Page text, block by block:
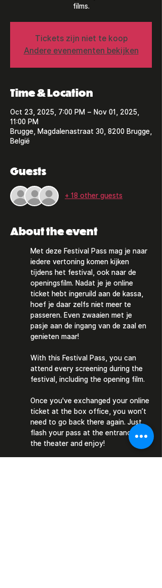
Tickets zijn niet te koop
Andere evenementen bekijken
Time & Location
Oct 23, 2025, 7:00 PM – Nov 01, 2025,
11:00 PM
Brugge, Magdalenastraat 30, 8200 Brugge,
België
Guests
+ 18 other guests
About the event
Met deze Festival Pass mag je naar
iedere vertoning komen kijken
tijdens het festival, ook naar de
openingsfilm. Nadat je je online
ticket hebt ingeruild aan de kassa,
hoef je daar zelfs niet meer te
passeren. Even zwaaien met je
pasje aan de ingang van de zaal en
genieten maar!
With this Festival Pass, you can
attend every screening during the
festival, including the opening film.
Once you've exchanged your online
ticket at the box office, you won’t
need to go back there again. Just
flash your pass at the entrance of
the theater and enjoy!